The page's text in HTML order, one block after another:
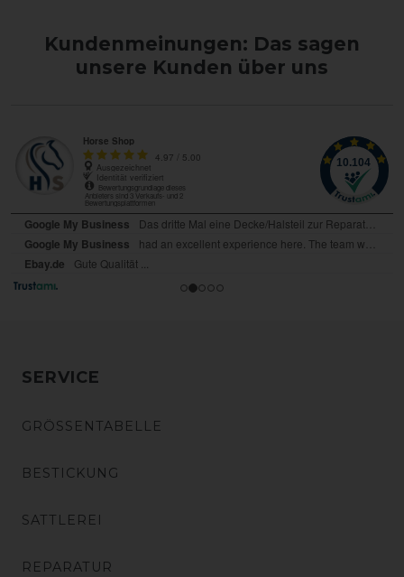
Kundenmeinungen: Das sagen
unsere Kunden über uns
SERVICE
GRÖSSENTABELLE
BESTICKUNG
SATTLEREI
REPARATUR